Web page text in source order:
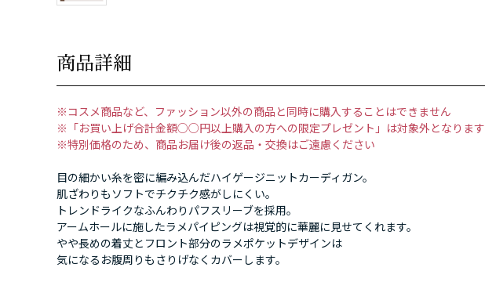
商品詳細
※コスメ商品など、ファッション以外の商品と同時に購入することはできません
※「お買い上げ合計金額○○円以上購入の方への限定プレゼント」は対象外となります
※特別価格のため、商品お届け後の返品・交換はご遠慮ください
目の細かい糸を密に編み込んだハイゲージニットカーディガン。
肌ざわりもソフトでチクチク感がしにくい。
トレンドライクなふんわりパフスリーブを採用。
アームホールに施したラメパイピングは視覚的に華麗に見せてくれます。
やや長めの着丈とフロント部分のラメポケットデザインは
気になるお腹周りもさりげなくカバーします。